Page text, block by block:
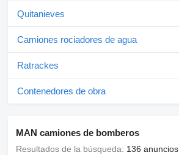
Quitanieves
Camiones rociadores de agua
Ratrackes
Contenedores de obra
MAN camiones de bomberos
Resultados de la búsqueda: 136 anuncios